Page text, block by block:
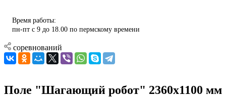
Время работы:
пн-пт с 9 до 18.00 по пермскому времени
соревнований
Поле "Шагающий робот" 2360х1100 мм